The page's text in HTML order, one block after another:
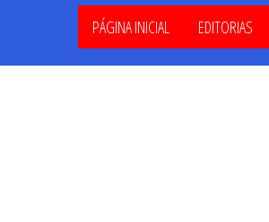
PÁGINA INICIAL EDITORIAS